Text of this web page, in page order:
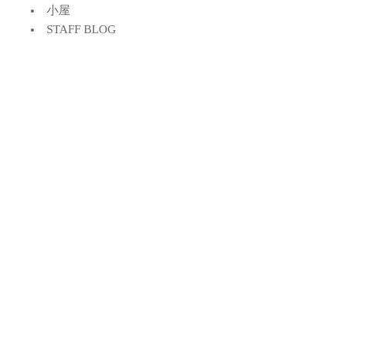
小屋
STAFF BLOG